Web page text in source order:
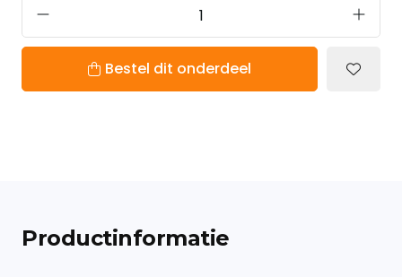
Bestel dit onderdeel
Productinformatie